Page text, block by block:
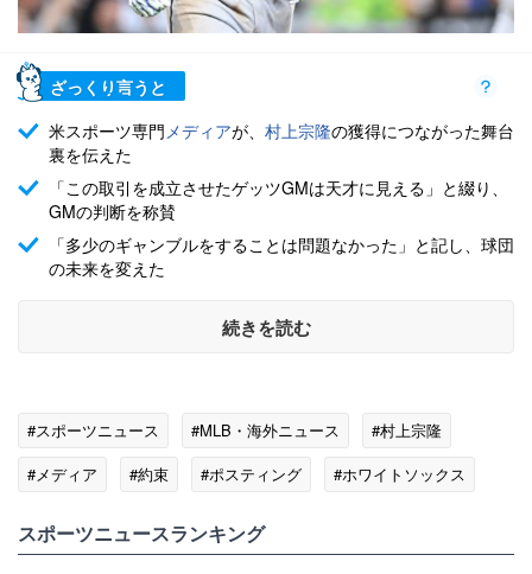
ざっくり言うと
米スポーツ専門メディアが、 村上宗隆の獲得につながった舞台
裏を伝えた
「この取引を成立させたゲッツGMは天才に見える」と綴り、
GMの判断を称賛
「多少のギャンブルをすることは問題なかった」と記し、球団
の未来を変えた
続きを読む
#スポーツニュース #MLB・海外ニュース
#村上宗隆
#メディア
#約束 #ポスティング
#ホワイトソックス
スポーツニュースランキング